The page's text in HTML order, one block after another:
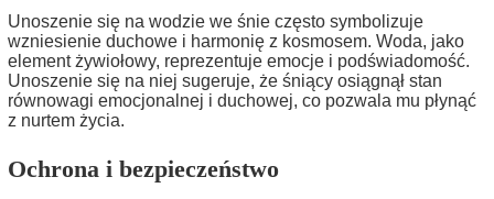
Unoszenie się na wodzie we śnie często symbolizuje
wzniesienie duchowe i harmonię z kosmosem. Woda, jako
element żywiołowy, reprezentuje emocje i podświadomość.
Unoszenie się na niej sugeruje, że śniący osiągnął stan
równowagi emocjonalnej i duchowej, co pozwala mu płynąć
z nurtem życia.
Ochrona i bezpieczeństwo